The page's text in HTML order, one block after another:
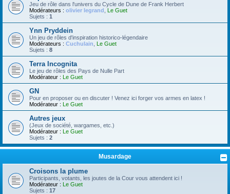
Jeu de rôle dans l'univers du Cycle de Dune de Frank Herbert
Modérateurs : olivier legrand
Le Guet
Sujets : 1
Ynn Pryddein
Un jeu de rôles d'inspiration historico-légendaire
Modérateurs : Cuchulain
Le Guet
Sujets : 8
Terra Incognita
Le jeu de rôles des Pays de Nulle Part
Modérateur : Le Guet
GN
Pour en proposer ou en discuter ! Venez ici forger vos armes en latex !
Modérateur : Le Guet
Autres jeux
(Jeux de société, wargames, etc.)
Modérateur : Le Guet
Sujets : 2
Musardage
Croisons la plume
Participants, votants, les joutes de la Cour vous attendent ici !
Modérateur : Le Guet
Sujets : 17